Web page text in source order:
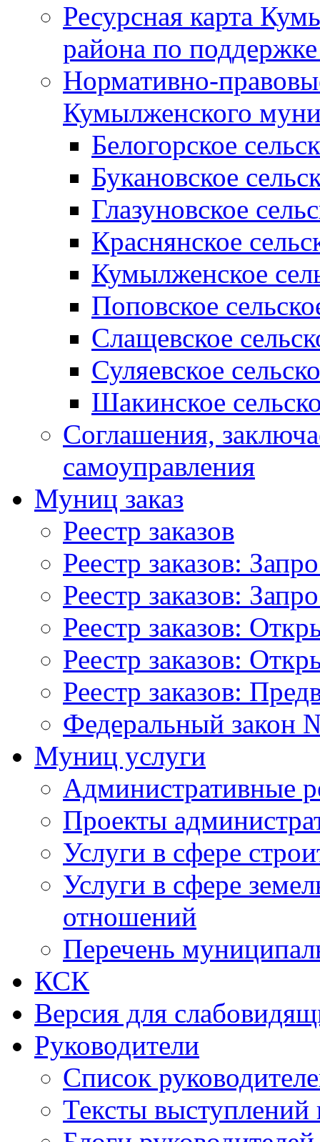
Ресурсная карта
района по
Нормативно-
Кумылженского
Белогорское
Букановское
Глазуновское
Краснянское
Кумылженское
Поповское
Слащевское
Суляевское
Шакинское
Соглашения,
самоуправления
Муниц заказ
Реестр заказов
Реестр заказов:
Реестр заказов:
Реестр заказов:
Реестр заказов:
Реестр заказов:
Федеральный закон
Муниц услуги
Административные
Проекты
Услуги в сфере
Услуги в сфере
отношений
Перечень
КСК
Версия для
Руководители
Список
Тексты выступлений